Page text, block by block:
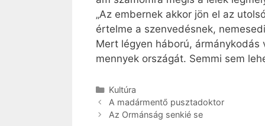
„Az em­ber­nek ak­kor jön el az
ér­tel­me a szen­ve­dés­nek,
Mert lé­gyen há­bo­rú,
men­­nyek or­szá­gát. Sem­mi sem
Kategória
Kultúra
A madármentő pusztadoktor
Az Ormánság senkié se